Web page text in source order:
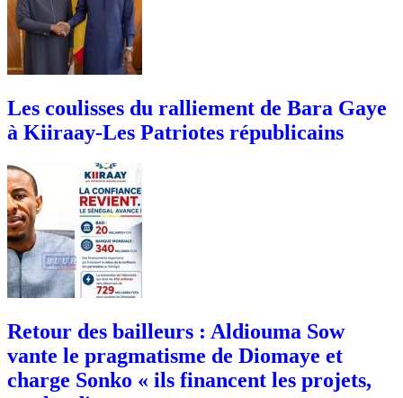
Les coulisses du ralliement de Bara Gaye
à Kiiraay-Les Patriotes républicains
Retour des bailleurs : Aldiouma Sow
vante le pragmatisme de Diomaye et
charge Sonko « ils financent les projets,